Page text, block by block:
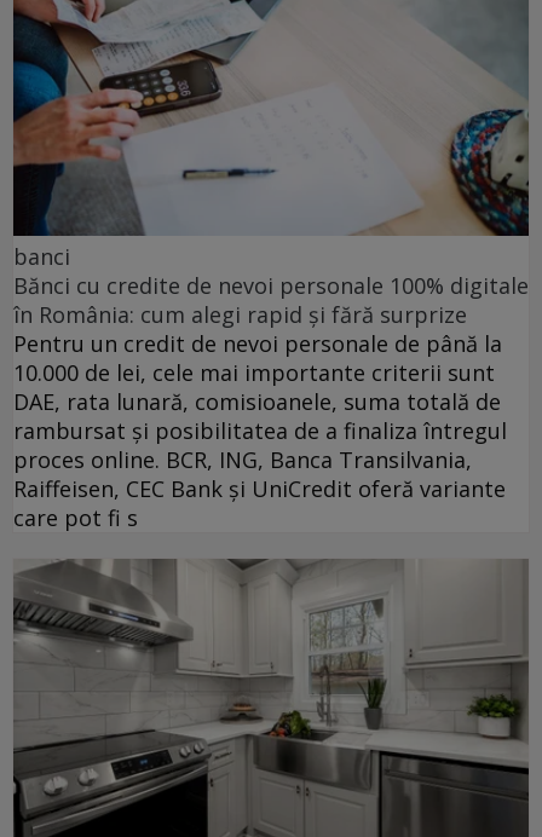
banci
Bănci cu credite de nevoi personale 100% digitale
în România: cum alegi rapid și fără surprize
Pentru un credit de nevoi personale de până la
10.000 de lei, cele mai importante criterii sunt
DAE, rata lunară, comisioanele, suma totală de
rambursat și posibilitatea de a finaliza întregul
proces online. BCR, ING, Banca Transilvania,
Raiffeisen, CEC Bank și UniCredit oferă variante
care pot fi s